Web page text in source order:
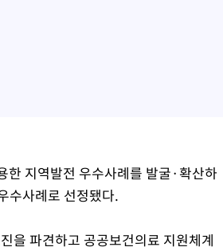
한 지역발전 우수사례를 발굴·확산하
수사례로 선정됐다.
을 파견하고 공공보건의료 지원체계